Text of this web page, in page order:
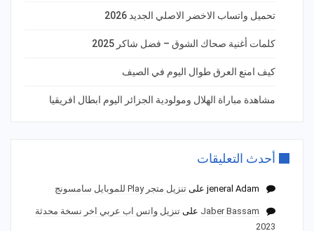
تحميل واتساب الاخضر الاصلي الجديد 2026
كلمات أغنية صحاك الشوق – فضل شاكر 2025
كيف امنع العرق طوال اليوم في الصيف
مشاهدة مباراة الهلال ومولودية الجزائر اليوم ابطال افريقيا
أحدث التعليقات
jeneral Adam على تنزيل متجر Play للموبايل سامسونج
Jaber Bassam على تنزيل واتس اب عربي اخر نسخة محدثة
2023